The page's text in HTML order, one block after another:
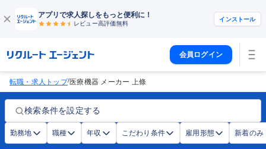
アプリで求人探しをもっと便利に！
レビュー高評価無料
インストール
会員ログイン
転職・求人トップ/医療機器 メーカー 上條
検索条件を設定する
勤務地 職種 年収 こだわり条件 雇用形態 新着のみ